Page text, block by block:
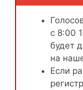
с 8:00
будет
на
Если